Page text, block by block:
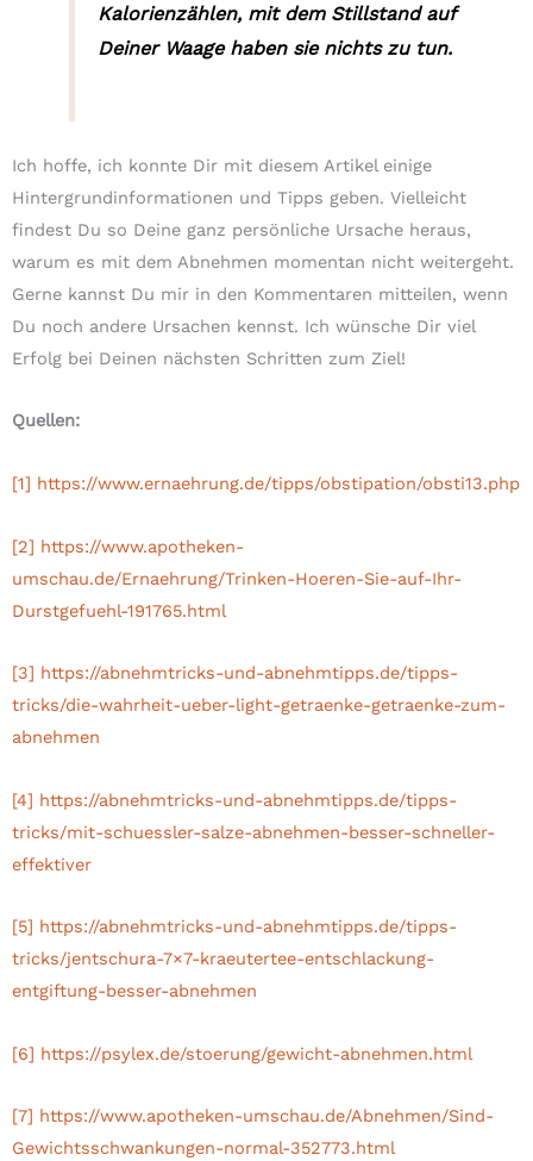
Kalorienzählen, mit dem Stillstand auf
Deiner Waage haben sie nichts zu tun.
Ich hoffe, ich konnte Dir mit diesem Artikel einige
Hintergrundinformationen und Tipps geben. Vielleicht
findest Du so Deine ganz persönliche Ursache heraus,
warum es mit dem Abnehmen momentan nicht weitergeht.
Gerne kannst Du mir in den Kommentaren mitteilen, wenn
Du noch andere Ursachen kennst. Ich wünsche Dir viel
Erfolg bei Deinen nächsten Schritten zum Ziel!
Quellen:
[1] https://www.ernaehrung.de/tipps/obstipation/obsti13.php
[2] https://www.apotheken-
umschau.de/Ernaehrung/Trinken-Hoeren-Sie-auf-Ihr-
Durstgefuehl-191765.html
[3] https://abnehmtricks-und-abnehmtipps.de/tipps-
tricks/die-wahrheit-ueber-light-getraenke-getraenke-zum-
abnehmen
[4] https://abnehmtricks-und-abnehmtipps.de/tipps-
tricks/mit-schuessler-salze-abnehmen-besser-schneller-
effektiver
[5] https://abnehmtricks-und-abnehmtipps.de/tipps-
tricks/jentschura-7×7-kraeutertee-entschlackung-
entgiftung-besser-abnehmen
[6] https://psylex.de/stoerung/gewicht-abnehmen.html
[7] https://www.apotheken-umschau.de/Abnehmen/Sind-
Gewichtsschwankungen-normal-352773.html